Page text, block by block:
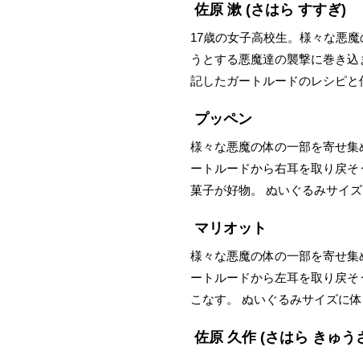
佐原 漱 (さはら すすぎ)
17歳の女子高校生。様々な悪
うとする悪魔達の襲撃に巻き
記したガートルードのレシピと
プッペン
様々な悪魔の体の一部を寄せ
ートルードから右耳を取り戻
菓子が好物。 ぬいぐるみサイ
マリオット
様々な悪魔の体の一部を寄せ
ートルードから左耳を取り戻
こなす。 ぬいぐるみサイズに
佐原 久作(さはら きゅう